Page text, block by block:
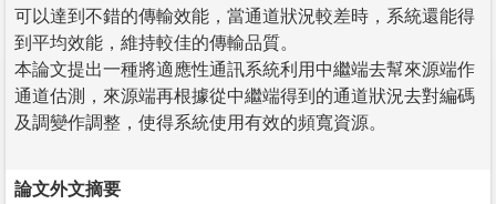
可以達到不錯的傳輸效能，當通道狀況較差時，系統還能得
到平均效能，維持較佳的傳輸品質。
本論文提出一種將適應性通訊系統利用中繼端去幫來源端作
通道估測，來源端再根據從中繼端得到的通道狀況去對編碼
及調變作調整，使得系統使用有效的頻寬資源。
論文外文摘要